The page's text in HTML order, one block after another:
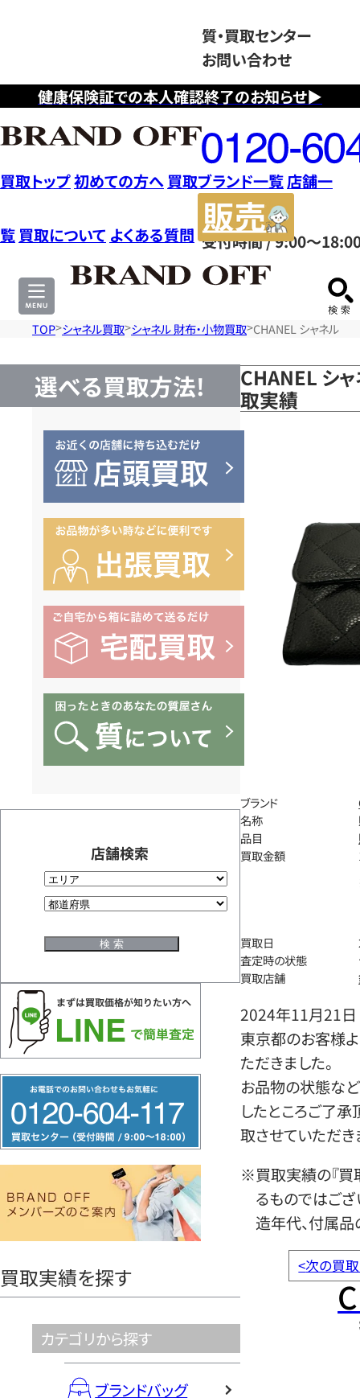
健康保険証での本人確認終了のお知らせ▶
質・買取センター
お問い合わせ
フ
リ
ー
ダ
イ
ヤ
ル
0120604117
受付時間 / 9:00～
買取トップ初めての方へ 買取ブランド一覧店舗一
覧 買取について よくある質問
サ
TOP シャネル買取 シャネル 財布・小物買取 CHANEL シャネル 財
選べる買取方法!
店舗検索
リ
ー
ヤ
買取実績を探す
カテゴリから探す
ブランドバッグ
CHANEL シ
取実績
ブランド
名称
品目
買取金額
買取日
査定時の状態
買取店舗
2024年11月21日
東京都のお客様
ただきました。
お品物の状態など
したところご了
取させていただき
※買取実績の『買
るものではござ
造年代、付属品
<次の買